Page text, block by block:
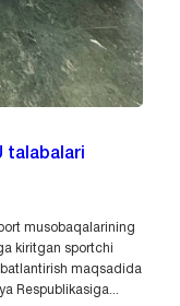
talabalari
musobaqalarining
kiritgan sportchi
maqsadida
Respublikasiga...